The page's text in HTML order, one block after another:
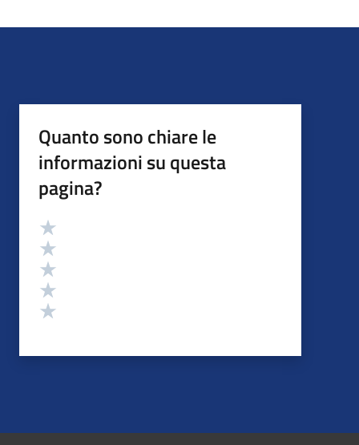
Quanto sono chiare le
informazioni su questa
pagina?
Valutazione